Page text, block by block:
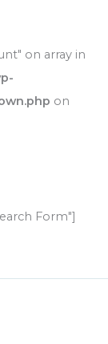
on array in
on
Form"]